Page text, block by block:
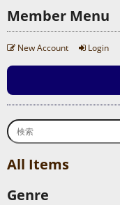
Member Menu
New Account Login
All Items
Genre